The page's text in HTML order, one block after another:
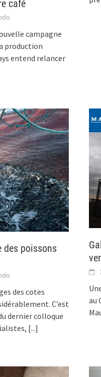
café
campagne
production
entend relancer
poissons
des cotes
C’est
dernier colloque
[...]
au